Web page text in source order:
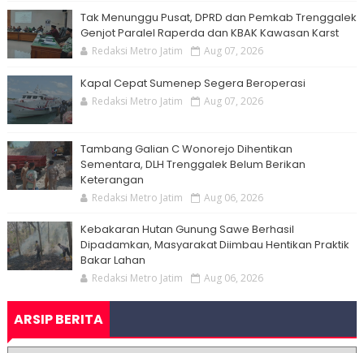
Tak Menunggu Pusat, DPRD dan Pemkab Trenggalek
Genjot Paralel Raperda dan KBAK Kawasan Karst
Redaksi Metro Jatim Aug 07, 2026
Kapal Cepat Sumenep Segera Beroperasi
Redaksi Metro Jatim Aug 07, 2026
Tambang Galian C Wonorejo Dihentikan
Sementara, DLH Trenggalek Belum Berikan
Keterangan
Redaksi Metro Jatim Aug 06, 2026
Kebakaran Hutan Gunung Sawe Berhasil
Dipadamkan, Masyarakat Diimbau Hentikan Praktik
Bakar Lahan
Redaksi Metro Jatim Aug 06, 2026
ARSIP BERITA